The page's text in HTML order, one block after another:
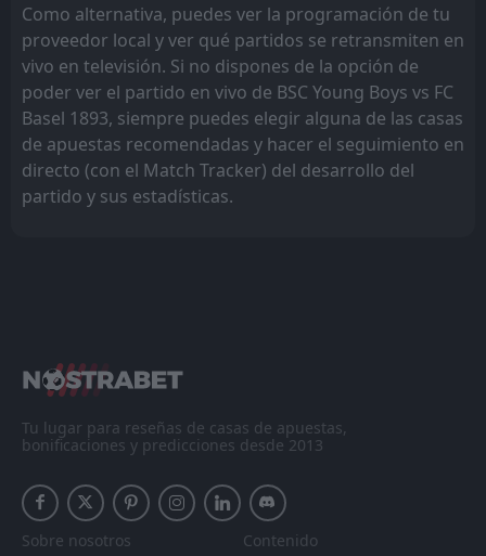
Como alternativa, puedes ver la programación de tu
proveedor local y ver qué partidos se retransmiten en
vivo en televisión. Si no dispones de la opción de
poder ver el partido en vivo de BSC Young Boys vs FC
Basel 1893, siempre puedes elegir alguna de las casas
de apuestas recomendadas y hacer el seguimiento en
directo (con el Match Tracker) del desarrollo del
partido y sus estadísticas.
Tu lugar para reseñas de casas de apuestas,
bonificaciones y predicciones desde 2013
Sobre nosotros Contenido